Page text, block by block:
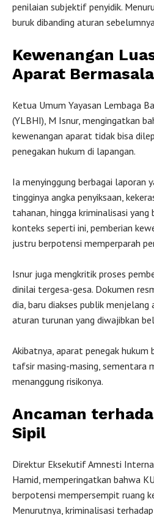
penilaian subjektif penyidik.
buruk dibanding aturan
Kewenangan
Aparat
Ketua Umum Yayasan Lembaga
(YLBHI), M Isnur, mengingatkan
kewenangan aparat tidak bisa
penegakan hukum di lapangan.
Ia menyinggung berbagai laporan
tingginya angka penyiksaan,
tahanan, hingga kriminalisasi
konteks seperti ini, pemberian
justru berpotensi memperparah
Isnur juga mengkritik proses
dinilai tergesa-gesa. Dokumen
dia, baru diakses publik
aturan turunan yang diwajibkan
Akibatnya, aparat penegak hukum
tafsir masing-masing, sementara
menanggung risikonya.
Ancaman
Sipil
Direktur Eksekutif Amnesti
Hamid, memperingatkan bahwa
berpotensi mempersempit ruang
Menurutnya, kriminalisasi